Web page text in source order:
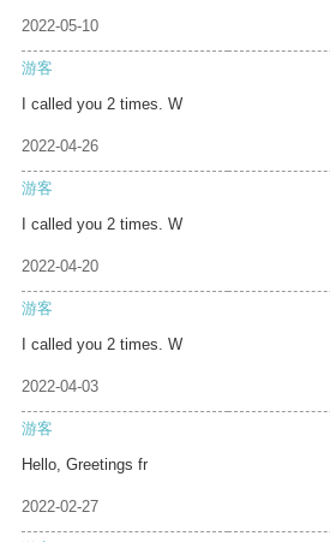
2022-05-10
游客
I called you 2 times. W
2022-04-26
游客
I called you 2 times. W
2022-04-20
游客
I called you 2 times. W
2022-04-03
游客
Hello, Greetings fr
2022-02-27